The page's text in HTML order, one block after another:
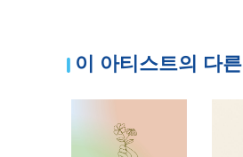
이 아티스트의 다